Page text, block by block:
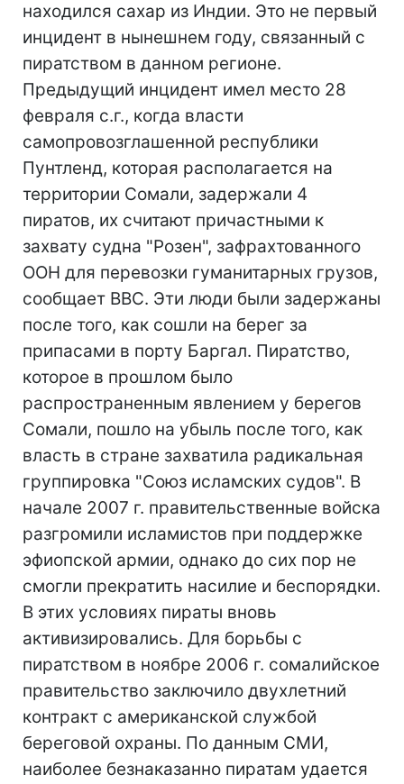
находился сахар из Индии. Это не первый
инцидент в нынешнем году, связанный с
пиратством в данном регионе.
Предыдущий инцидент имел место 28
февраля с.г., когда власти
самопровозглашенной республики
Пунтленд, которая располагается на
территории Сомали, задержали 4
пиратов, их считают причастными к
захвату судна "Розен", зафрахтованного
ООН для перевозки гуманитарных грузов,
сообщает BBC. Эти люди были задержаны
после того, как сошли на берег за
припасами в порту Баргал. Пиратство,
которое в прошлом было
распространенным явлением у берегов
Сомали, пошло на убыль после того, как
власть в стране захватила радикальная
группировка "Союз исламских судов". В
начале 2007 г. правительственные войска
разгромили исламистов при поддержке
эфиопской армии, однако до сих пор не
смогли прекратить насилие и беспорядки.
В этих условиях пираты вновь
активизировались. Для борьбы с
пиратством в ноябре 2006 г. сомалийское
правительство заключило двухлетний
контракт с американской службой
береговой охраны. По данным СМИ,
наиболее безнаказанно пиратам удается